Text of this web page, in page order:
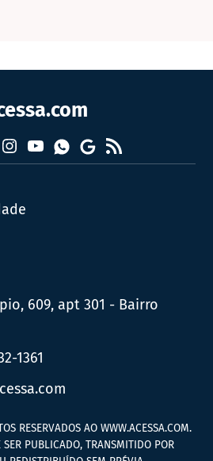
Instagram
YouTubeWhatsapp
Google
News
RSS
609, apt 301 - Bairro
1361
RESERVADOS AO WWW.ACESSA.COM.
SER PUBLICADO, TRANSMITIDO POR